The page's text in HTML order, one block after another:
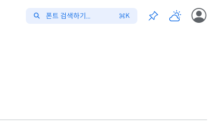
폰트 검색하기... K